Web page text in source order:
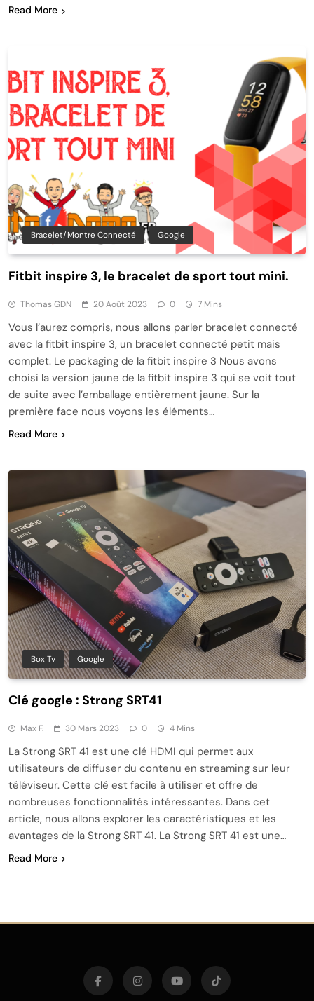
Read More
Bracelet/montre Connecté Google
Fitbit inspire 3, le bracelet de sport tout mini.
Thomas GDN 20 Août 2023 0 7 Mins
Vous l’aurez compris, nous allons parler bracelet connecté
avec la fitbit inspire 3, un bracelet connecté petit mais
complet. Le packaging de la fitbit inspire 3 Nous avons
choisi la version jaune de la fitbit inspire 3 qui se voit tout
de suite avec l’emballage entièrement jaune. Sur la
première face nous voyons les éléments…
Read More
Box Tv Google
Clé google : Strong SRT41
Max F. 30 Mars 2023 0 4 Mins
La Strong SRT 41 est une clé HDMI qui permet aux
utilisateurs de diffuser du contenu en streaming sur leur
téléviseur. Cette clé est facile à utiliser et offre de
nombreuses fonctionnalités intéressantes. Dans cet
article, nous allons explorer les caractéristiques et les
avantages de la Strong SRT 41. La Strong SRT 41 est une…
Read More